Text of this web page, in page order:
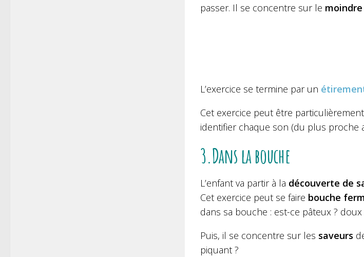
passer. Il se concentre sur le
L’exercice se termine par un
Cet exercice peut être
identifier chaque son (du plus
3.Dans la bouche
L’enfant va partir à la découverte de
Cet exercice peut se faire bouche
dans sa bouche : est-ce pâteux ?
Puis, il se concentre sur les saveurs
piquant ?